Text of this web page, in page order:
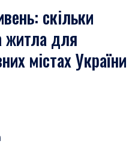
скільки
житла для
містах України